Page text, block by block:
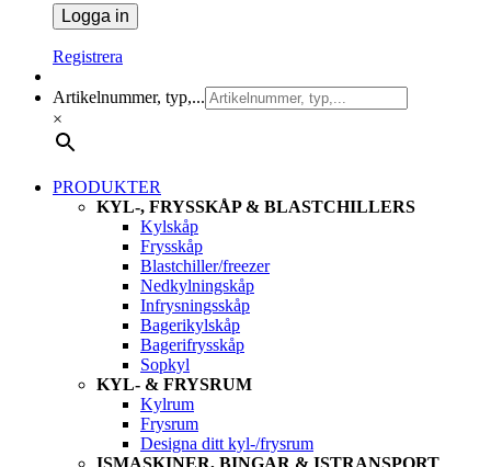
Registrera
Artikelnummer, typ,...
×
PRODUKTER
KYL-, FRYSSKÅP & BLASTCHILLERS
Kylskåp
Frysskåp
Blastchiller/freezer
Nedkylningskåp
Infrysningsskåp
Bagerikylskåp
Bagerifrysskåp
Sopkyl
KYL- & FRYSRUM
Kylrum
Frysrum
Designa ditt kyl-/frysrum
ISMASKINER, BINGAR & ISTRANSPORT